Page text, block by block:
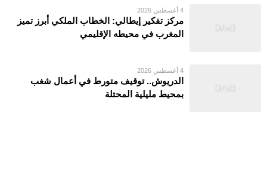
4 أغسطس 2026
مركز تفكير إيطالي: الخطاب الملكي أبرز تميز
المغرب في محيطه الإقليمي
4 أغسطس 2026
الدريوش.. توقيف متورط في أعمال شغب
بمحيط مليلية المحتلة